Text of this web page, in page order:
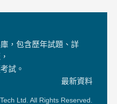
，包含歷年試題、詳
試。
最新資料
Ltd. All Rights Reserved.